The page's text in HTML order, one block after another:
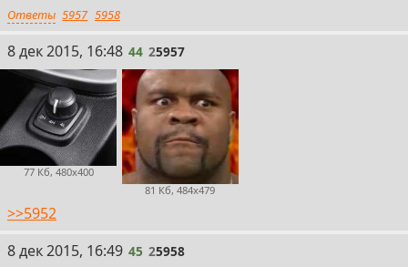
Ответы 5957 5958
44
8 дек 2015, 16:48 44 25957
77 Кб, 480x400
81 Кб, 484x479
>>5952
45
8 дек 2015, 16:49 45 25958